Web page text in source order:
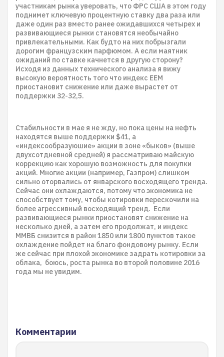
участникам рынка уверовать, что ФРС США в этом году
поднимет ключевую процентную ставку два раза или
даже один раз вместо ранее ожидавшихся четырех и
развивающиеся рынки становятся необычайно
привлекательными. Как будто на них побрызгали
дорогим французским парфюмом. А если маятник
ожиданий по ставке качнется в другую сторону?
Исходя из данных технического анализа я вижу
высокую вероятность того что индекс EEM
приостановит снижение или даже вырастет от
поддержки 32-32,5.
Стабильности в мае я не жду, но пока цены на нефть
находятся выше поддержки $41, а
«индексообразуюшие» акции в зоне «быков» (выше
двухсотдневной средней) я рассматриваю майскую
коррекцию как хорошую возможность для покупки
акций. Многие акции (например, Газпром) слишком
сильно оторвались от январского восходящего тренда.
Сейчас они охлаждаются, потому что экономика не
способствует тому, чтобы котировки перескочили на
более агрессивный восходящий тренд. Если
развивающиеся рынки приостановят снижение на
несколько дней, а затем его продолжат, и индекс
ММВБ снизится в район 1850 или 1800 пунктов такое
охлаждение пойдет на благо фондовому рынку. Если
же сейчас при плохой экономике задрать котировки за
облака, боюсь, роста рынка во второй половине 2016
года мы не увидим.
Комментарии